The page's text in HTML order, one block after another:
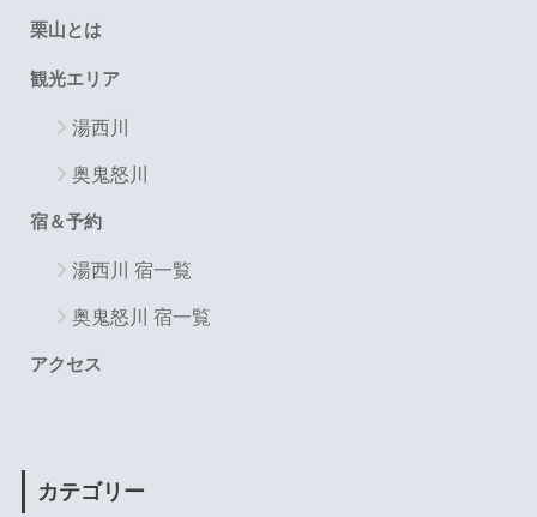
栗山とは
観光エリア
湯西川
奥鬼怒川
宿＆予約
湯西川 宿一覧
奥鬼怒川 宿一覧
アクセス
カテゴリー